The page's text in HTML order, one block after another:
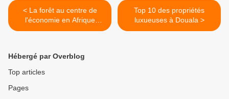
< La forêt au centre de
l'économie en Afrique
centrale
Top 10 des propriétés
luxueuses à Douala >
Hébergé par Overblog
Top articles
Pages